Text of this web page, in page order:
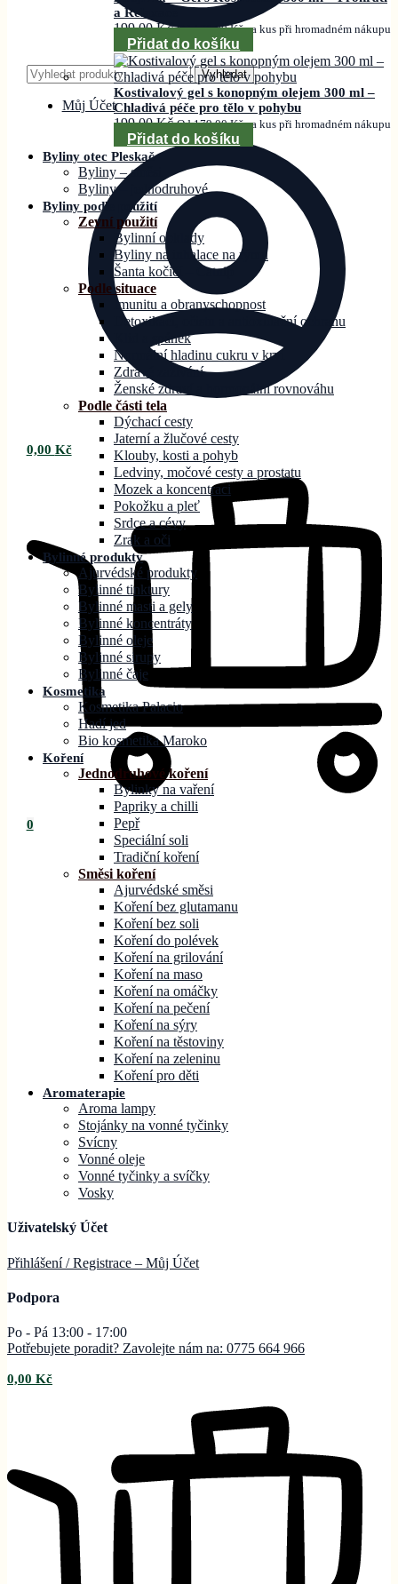
Hledat: Vyhledat
Můj Účet
0,00 Kč
0
a Relaxace
199,00Kč Od179,00Kčza kus při hromadném nákupu
Přidat do košíku
Kostivalový gel s konopným olejem 300 ml –
Chladivá péče pro tělo v pohybu
199,00Kč Od179,00Kčza kus při hromadném nákupu
Přidat do košíku
Byliny otec Pleskač
Byliny – směsi
Byliny – jednodruhové
Byliny podle použití
Zevní použití
Bylinní obklady
Byliny na inhalace na rýmu
Šanta kočičí – Catnip
Podle situace
Imunitu a obranyschopnost
Detoxikaci, očistu a antioxidační ochranu
Klid a spánek
Normální hladinu cukru v krvi
Zdravé zažívání
Ženské zdraví a hormonální rovnováhu
Podle části tela
Dýchací cesty
Jaterní a žlučové cesty
Klouby, kosti a pohyb
Ledviny, močové cesty a prostatu
Mozek a koncentraci
Pokožku a pleť
Srdce a cévy
Zrak a oči
Bylinné produkty
Ajurvédské produkty
Bylinné tinktury
Bylinné masti a gely
Bylinné koncentráty
Bylinné oleje
Bylinné sirupy
Bylinné čaje
Kosmetika
Kosmetika Palacio
Hadí jed
Bio kosmetika Maroko
Koření
Jednodruhové koření
Bylinky na vaření
Papriky a chilli
Pepř
Speciální soli
Tradiční koření
Směsi koření
Ajurvédské směsi
Koření bez glutamanu
Koření bez soli
Koření do polévek
Koření na grilování
Koření na maso
Koření na omáčky
Koření na pečení
Koření na sýry
Koření na těstoviny
Koření na zeleninu
Koření pro děti
Aromaterapie
Aroma lampy
Stojánky na vonné tyčinky
Svícny
Vonné oleje
Vonné tyčinky a svíčky
Vosky
Uživatelský Účet
Přihlášení / Registrace – Můj Účet
Podpora
Po - Pá 13:00 - 17:00
Potřebujete poradit? Zavolejte nám na: 0775 664 966
0,00 Kč